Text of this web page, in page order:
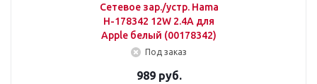
Сетевое зар./устр. Hama
H-178342 12W 2.4A для
Apple белый (00178342)
Под заказ
989 руб.